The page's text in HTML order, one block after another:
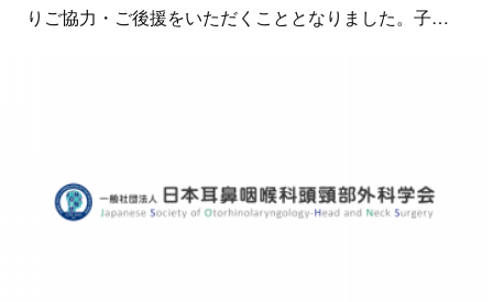
りご協力・ご後援をいただくこととなりました。子…